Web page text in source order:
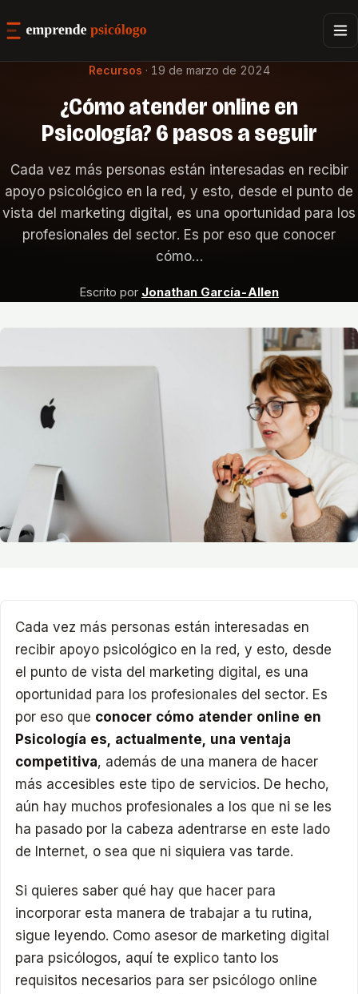
Recursos · 19 de marzo de 2024
¿Cómo atender online en
Psicología? 6 pasos a seguir
Cada vez más personas están interesadas en recibir
apoyo psicológico en la red, y esto, desde el punto de
vista del marketing digital, es una oportunidad para los
profesionales del sector. Es por eso que conocer
cómo…
Escrito por Jonathan García-Allen
Cada vez más personas están interesadas en
recibir apoyo psicológico en la red, y esto, desde
el punto de vista del marketing digital, es una
oportunidad para los profesionales del sector. Es
por eso que conocer cómo atender online en
Psicología es, actualmente, una ventaja
competitiva, además de una manera de hacer
más accesibles este tipo de servicios. De hecho,
aún hay muchos profesionales a los que ni se les
ha pasado por la cabeza adentrarse en este lado
de Internet, o sea que ni siquiera vas tarde.
Si quieres saber qué hay que hacer para
incorporar esta manera de trabajar a tu rutina,
sigue leyendo. Como asesor de marketing digital
para psicólogos, aquí te explico tanto los
requisitos necesarios para ser psicólogo online